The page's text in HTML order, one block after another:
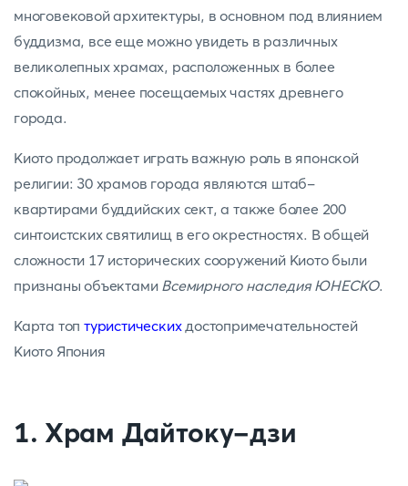
многовековой архитектуры, в основном под влиянием
буддизма, все еще можно увидеть в различных
великолепных храмах, расположенных в более
спокойных, менее посещаемых частях древнего
города.
Киото продолжает играть важную роль в японской
религии: 30 храмов города являются штаб-
квартирами буддийских сект, а также более 200
синтоистских святилищ в его окрестностях. В общей
сложности 17 исторических сооружений Киото были
признаны объектами Всемирного наследия ЮНЕСКО.
Карта топтуристическихдостопримечательностей
Киото Япония
1. Храм Дайтоку-дзи